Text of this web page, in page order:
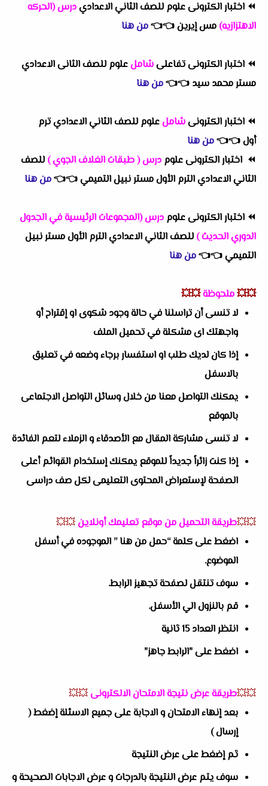
⏪ اختبار الكترونى علوم للصف الثاني الاعداديدرس (الحركه
الاهتزازيه) مس إيرين👈
👈من هنا
⏪ اختبار الكترونى تفاعلىشاملعلوم للصف الثانى الاعدادي
مستر محمد سيد 👈
👈من هنا
⏪ اختبار الكترونىشاملعلوم للصف الثاني الاعدادي ترم
أول👈
👈من هنا
⏪ اختبار الكترونى علوم درس ( طبقات الغلاف الجوي ) للصف
الثاني الاعدادي الترم الأول مستر نبيل التميمي👈
👈من هنا
⏪ اختبار الكترونى علوم درس (المجموعات الرئيسية في الجدول
الدوري الحديث ) للصف الثاني الاعدادي الترم الأول مستر نبيل
التميمي👈
👈من هنا
💥💥ملحوظة💥💥
لا تنسى أن تراسلنا في حالة وجود شكوى او إقتراح أو
واجهتك اى مشكلة في تحميل الملف
إذا كان لديك طلب او استفسار برجاء وضعه في تعليق
بالاسفل
يمكنك التواصل معنا من خلال وسائل التواصل الاجتماعى
بالموقع
لا تنسى مشاركة المقال مع الأصدقاء و الزملاء لتعم الفائدة
إذا كنت زائراً جديداً للموقع يمكنك إستخدام القوائم أعلى
الصفحة لإستعراض المحتوى التعليمى لكل صف دراسى
💥💥طريقة التحميل من موقع تعليمك أونلاين💥💥
اضغط على كلمة “حمل من هنا ” الموجوده في أسفل
الموضوع.
سوف تنتقل لصفحة تجهيز الرابط.
قم بالنزول الي الأسفل.
انتظر العداد 15 ثانية
اضغط على "الرابط جاهز"
💥💥طريقة عرض نتيجة الامتحان الالكترونى💥💥
بعد إنهاء الامتحان و الاجابة على جميع الاسئلة إضغط (
إرسال )
ثم إضغط على عرض النتيجة
سوف يتم عرض النتيجة بالدرجات و عرض الاجابات الصحيحة و